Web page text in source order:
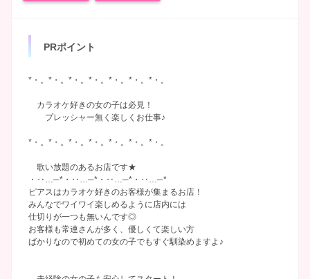
PRポイント
*・。*・。*・。*・。*・。*・。*・。
カラオケ好きの女の子は必見！
プレッシャー無く楽しくお仕事♪
*・。*・。*・。*・。*・。*・。*・。
歌い放題のあるお店です★
・‥…─*・‥…─*・‥…─*・‥…─*
ピアスはカラオケ好きのお客様が集まるお店！
みんなでワイワイ楽しめるように店内には
仕切りが一つも無いんです◎
お客様も常連さんが多く、優しくて楽しい方
ばかりなので初めての女の子でもすぐ馴染めますよ♪